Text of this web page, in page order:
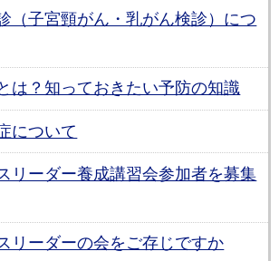
（子宮頸がん・乳がん検診）につ
は？知っておきたい予防の知識
について
リーダー養成講習会参加者を募集
リーダーの会をご存じですか